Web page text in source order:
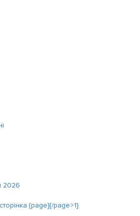
2026
{page}{/page>1}